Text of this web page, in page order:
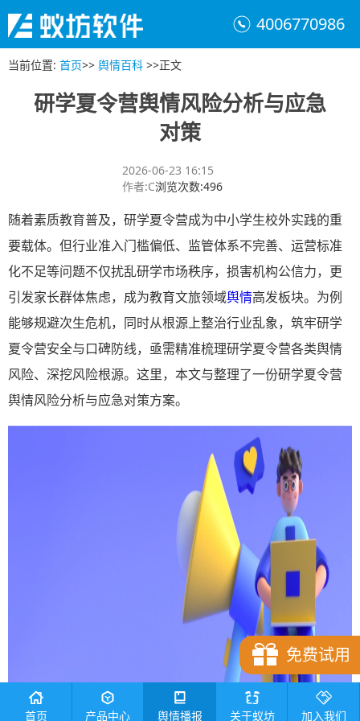
4006770986
当前位置: 首页>> 舆情百科 >>正文
研学夏令营舆情风险分析与应急
对策
2026-06-23 16:15
作者:C浏览次数:496
随着素质教育普及，研学夏令营成为中小学生校外实践的重
要载体。但行业准入门槛偏低、监管体系不完善、运营标准
化不足等问题不仅扰乱研学市场秩序，损害机构公信力，更
引发家长群体焦虑，成为教育文旅领域舆情高发板块。为例
能够规避次生危机，同时从根源上整治行业乱象，筑牢研学
夏令营安全与口碑防线，亟需精准梳理研学夏令营各类舆情
风险、深挖风险根源。这里，本文与整理了一份研学夏令营
舆情风险分析与应急对策方案。
免费试用
首页 产品中心 舆情播报 关于蚁坊 加入我们